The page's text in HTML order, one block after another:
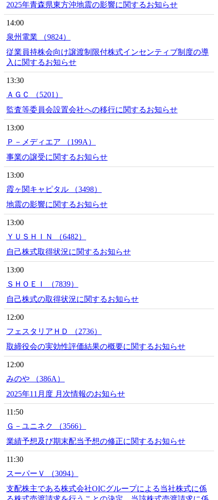
2025年青森県東方沖地震の影響に関するお知らせ
14:00
泉州電業 （9824）
従業員持株会向け譲渡制限付株式インセンティブ制度の導
入に関するお知らせ
13:30
ＡＧＣ （5201）
監査等委員会設置会社への移行に関するお知らせ
13:00
Ｐ－メディエア （199A）
事業の譲受に関するお知らせ
13:00
霞ヶ関キャピタル （3498）
地震の影響に関するお知らせ
13:00
ＹＵＳＨＩＮ （6482）
自己株式取得状況に関するお知らせ
13:00
ＳＨＯＥＩ （7839）
自己株式の取得状況に関するお知らせ
12:00
フェスタリアＨＤ （2736）
取締役会の実効性評価結果の概要に関するお知らせ
12:00
みのや （386A）
2025年11月度 月次情報のお知らせ
11:50
Ｇ－ユニネク （3566）
業績予想及び期末配当予想の修正に関するお知らせ
11:30
スーパーＶ （3094）
支配株主である株式会社OICグループによる当社株式に係